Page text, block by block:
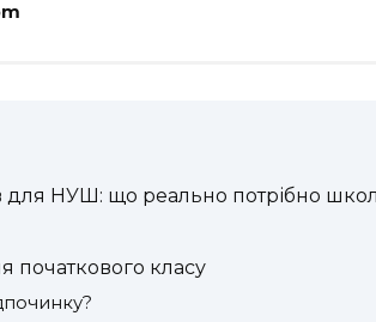
для НУШ: що реально потрібно школі
початкового класу